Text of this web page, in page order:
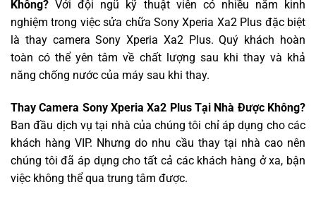
Không? Với đội ngũ kỹ thuật viên có nhiều năm kinh
nghiệm trong việc sửa chữa Sony Xperia Xa2 Plus đặc biệt
là thay camera Sony Xperia Xa2 Plus. Quý khách hoàn
toàn có thể yên tâm về chất lượng sau khi thay và khả
năng chống nước của máy sau khi thay.
Thay Camera Sony Xperia Xa2 Plus Tại Nhà Được Không?
Ban đầu dịch vụ tại nhà của chúng tôi chỉ áp dụng cho các
khách hàng VIP. Nhưng do nhu cầu thay tại nhà cao nên
chúng tôi đã áp dụng cho tất cả các khách hàng ở xa, bận
việc không thể qua trung tâm được.